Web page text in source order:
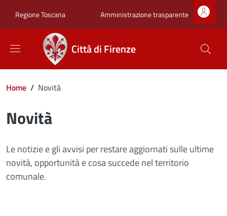
Regione Toscana Zona superiore
Amministrazione trasparente
Città di Firenze
Briciole di pane
Home / Novità
Novità
Le notizie e gli avvisi per restare aggiornati sulle ultime
novità, opportunità e cosa succede nel territorio
comunale.